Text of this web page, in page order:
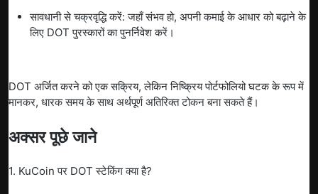
सावधानी से चक्रवृद्धि करें: जहाँ संभव हो, अपनी कमाई के आधार को बढ़ाने के
लिए DOT पुरस्कारों का पुनर्निवेश करें।
DOT अर्जित करने को एक सक्रिय, लेकिन निष्क्रिय पोर्टफोलियो घटक के रूप में
मानकर, धारक समय के साथ अर्थपूर्ण अतिरिक्त टोकन बना सकते हैं।
अक्सर पूछे जाने
1. KuCoin पर DOT स्टेकिंग क्या है?